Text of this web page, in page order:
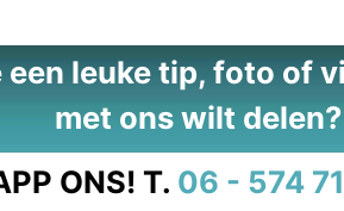
een leuke tip, foto of
met ons wilt delen?
ONS! T. 06 - 574